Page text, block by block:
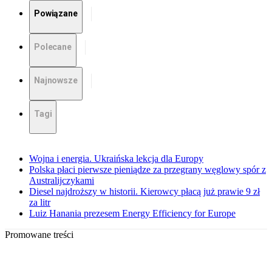
Powiązane
Polecane
Najnowsze
Tagi
Wojna i energia. Ukraińska lekcja dla Europy
Polska płaci pierwsze pieniądze za przegrany węglowy spór z
Australijczykami
Diesel najdroższy w historii. Kierowcy płacą już prawie 9 zł
za litr
Luiz Hanania prezesem Energy Efficiency for Europe
Promowane treści